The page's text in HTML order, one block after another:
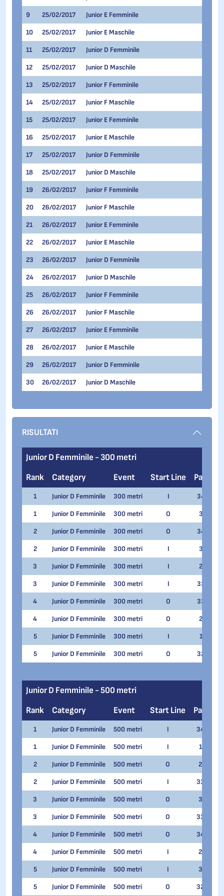
9 25/02/2017 Junior E Femminile
10 25/02/2017 Junior E Maschile
11 25/02/2017 Junior D Femminile
12 25/02/2017 Junior D Maschile
13 25/02/2017 Junior F Femminile
14 25/02/2017 Junior F Maschile
15 25/02/2017 Junior E Femminile
16 25/02/2017 Junior E Maschile
17 25/02/2017 Junior D Femminile
18 25/02/2017 Junior D Maschile
19 26/02/2017 Junior F Femminile
20 26/02/2017 Junior F Maschile
21 26/02/2017 Junior E Femminile
22 26/02/2017 Junior E Maschile
23 26/02/2017 Junior D Femminile
24 26/02/2017 Junior D Maschile
25 26/02/2017 Junior F Femminile
26 26/02/2017 Junior F Maschile
27 26/02/2017 Junior E Femminile
28 26/02/2017 Junior E Maschile
29 26/02/2017 Junior D Femminile
30 26/02/2017 Junior D Maschile
RISULTATI
Junior D Femminile - 300 metri
Rank
Category Event Start Line Pair
1 Junior D Femminile 300 metri I 34
1 Junior D Femminile 300 metri O 3
2 Junior D Femminile 300 metri O 34
2 Junior D Femminile 300 metri I 3
3 Junior D Femminile 300 metri I 2
3 Junior D Femminile 300 metri I 33
4 Junior D Femminile 300 metri O 33
4 Junior D Femminile 300 metri O 2
5 Junior D Femminile 300 metri I 1
5 Junior D Femminile 300 metri O 32
Junior D Femminile - 500 metri
Rank
Category Event Start Line Pair
1 Junior D Femminile 500 metri I 34
1 Junior D Femminile 500 metri I 1
2 Junior D Femminile 500 metri O 2
2 Junior D Femminile 500 metri I 33
3 Junior D Femminile 500 metri O 3
3 Junior D Femminile 500 metri O 33
4 Junior D Femminile 500 metri O 34
4 Junior D Femminile 500 metri I 2
5 Junior D Femminile 500 metri I 3
5 Junior D Femminile 500 metri O 32